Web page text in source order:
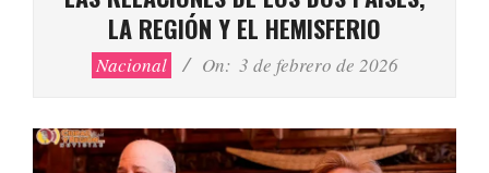
LA REGIÓN Y EL HEMISFERIO
Nacional On: 3 de febrero de 2026